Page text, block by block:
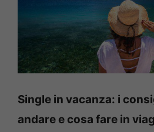
Single in vacanza: i
andare e cosa fare in